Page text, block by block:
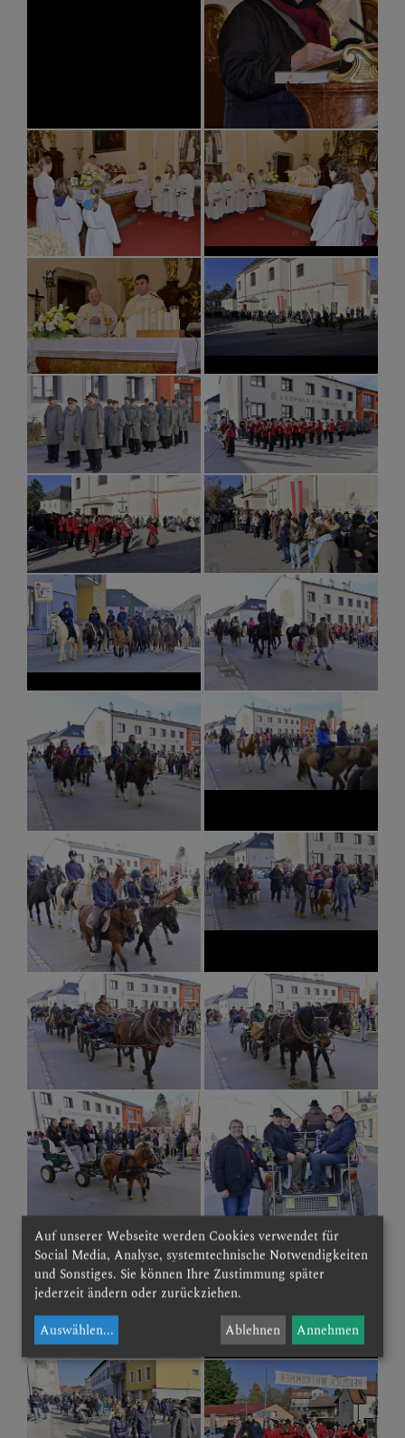
Auf unserer Webseite werden Cookies verwendet für
Social Media, Analyse, systemtechnische Notwendigkeiten
und Sonstiges. Sie können Ihre Zustimmung später
jederzeit ändern oder zurückziehen.
Auswählen... Ablehnen Annehmen